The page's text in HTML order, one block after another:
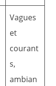
Vagues
et
courant
s,
ambian